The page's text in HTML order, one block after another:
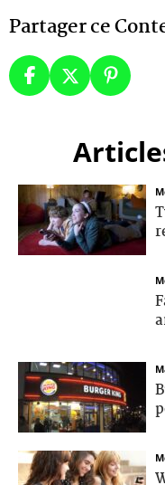
Partager ce